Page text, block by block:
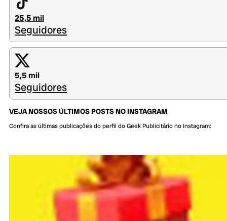
25,5 mil
Seguidores
5,5 mil
Seguidores
VEJA NOSSOS ÚLTIMOS POSTS NO INSTAGRAM
Confira as últimas publicações do perfil do Geek Publicitário no Instagram: